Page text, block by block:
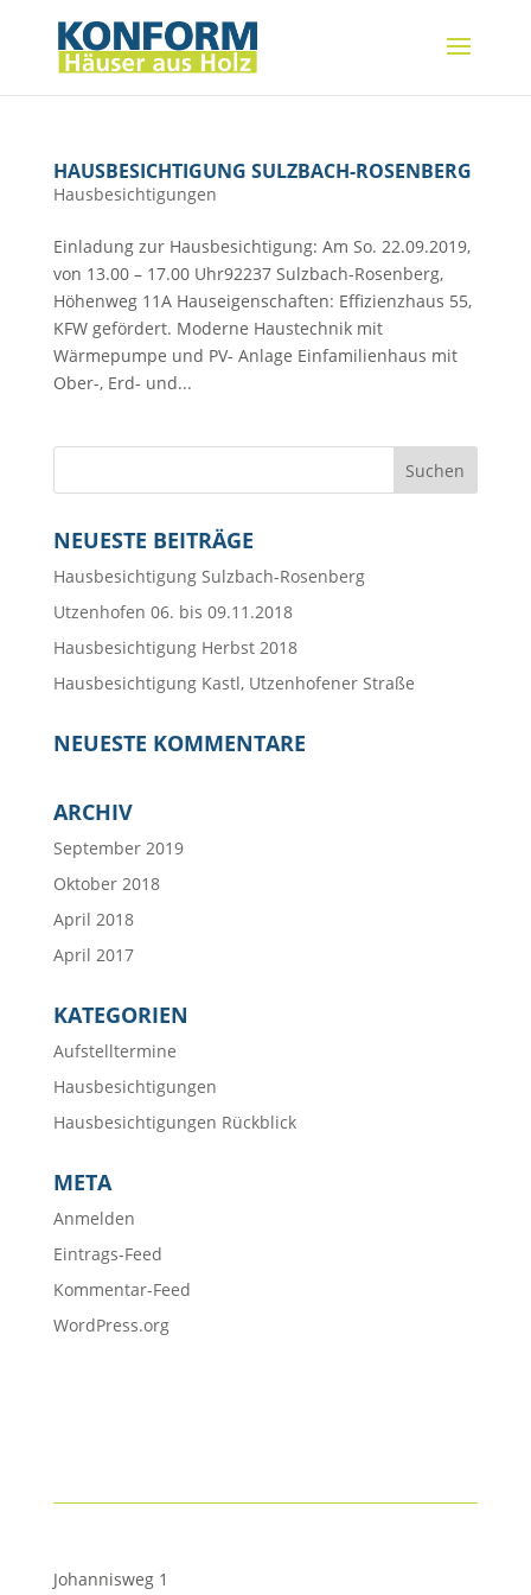
HAUSBESICHTIGUNG SULZBACH-ROSENBERG
Hausbesichtigungen
Einladung zur Hausbesichtigung: Am So. 22.09.2019,
von 13.00 – 17.00 Uhr92237 Sulzbach-Rosenberg,
Höhenweg 11A Hauseigenschaften: Effizienzhaus 55,
KFW gefördert. Moderne Haustechnik mit
Wärmepumpe und PV- Anlage Einfamilienhaus mit
Ober-, Erd- und...
NEUESTE BEITRÄGE
Hausbesichtigung Sulzbach-Rosenberg
Utzenhofen 06. bis 09.11.2018
Hausbesichtigung Herbst 2018
Hausbesichtigung Kastl, Utzenhofener Straße
NEUESTE KOMMENTARE
ARCHIV
September 2019
Oktober 2018
April 2018
April 2017
KATEGORIEN
Aufstelltermine
Hausbesichtigungen
Hausbesichtigungen Rückblick
META
Anmelden
Eintrags-Feed
Kommentar-Feed
WordPress.org
Johannisweg 1